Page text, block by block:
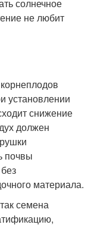
солнечное
не любит
установлении
снижение
должен
почвы
материала.
семена